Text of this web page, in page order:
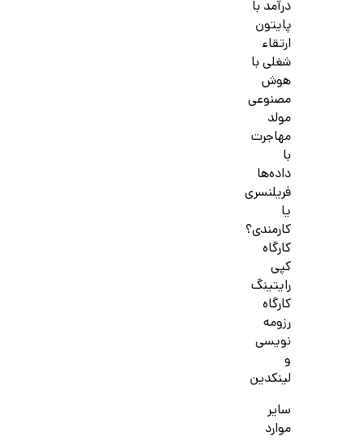
درآمد با
پایتون
ارتقاء
شغلی با
هوش
مصنوعی
مولد
مهاجرت
با
داده‌ها
فریلنسری
یا
کارمندی؟
کارگاه
کپی
رایتینگ
کارگاه
رزومه
نویسی
و
لینکدین
سایر
موارد